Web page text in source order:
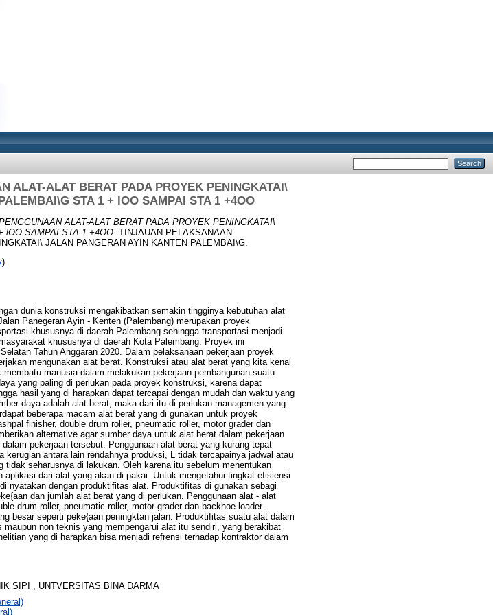
ALAT-ALAT BERAT PADA PROYEK PENINGKATAI\
STA 1 + lOO SAMPAI STA 1 +4OO
ALAT-ALAT BERAT PADA PROYEK PENINGKATAI\
lOO SAMPAI STA 1 +4OO. TINJAUAN PELAKSANAAN
JALAN PANGERAN AYIN KANTEN PALEMBAI\G.
)
dunia konstruksi mengakibatkan semakin tingginya kebutuhan alat
Panegeran Ayin - Kenten (Palembang) merupakan proyek
khususnya di daerah Palembang sehingga transportasi menjadi
khususnya di daerah Kota Palembang. Proyek ini
Tahun Anggaran 2020. Dalam pelaksanaan pekerjaan proyek
mengunakan alat berat. Konstruksi atau alat berat yang kita kenal
manusia dalam melakukan pekerjaan pembangunan suatu
yang paling di perlukan pada proyek konstruksi, karena dapat
hasil yang di harapkan dapat tercapai dengan mudah dan waktu yang
daya adalah alat berat, maka dari itu di perlukan managemen yang
beberapa macam alat berat yang di gunakan untuk proyek
finisher, double drum roller, pneumatic roller, motor grader dan
alternative agar sumber daya untuk alat berat dalam pekerjaan
pekerjaan tersebut. Penggunaan alat berat yang kurang tepat
antara lain rendahnya produksi, L tidak tercapainya jadwal atau
seharusnya di lakukan. Oleh karena itu sebelum menentukan
dari alat yang akan di pakai. Untuk mengetahui tingkat efisiensi
nyatakan dengan produktifitas alat. Produktifitas di gunakan sebagi
dan jumlah alat berat yang di perlukan. Penggunaan alat - alat
drum roller, pneumatic roller, motor grader dan backhoe loader.
besar seperti peke{aan peningktan jalan. Produktifitas suatu alat dalam
non teknis yang mempengarui alat itu sendiri, yang berakibat
yang di harapkan bisa menjadi refrensi terhadap kontraktor dalam
SIPI , UNTVERSITAS BINA DARMA